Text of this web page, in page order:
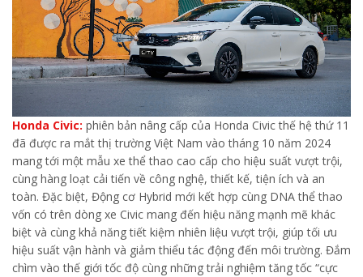
Honda Civic: phiên bản nâng cấp của Honda Civic thế hệ thứ 11
đã được ra mắt thị trường Việt Nam vào tháng 10 năm 2024
mang tới một mẫu xe thể thao cao cấp cho hiệu suất vượt trội,
cùng hàng loạt cải tiến về công nghệ, thiết kế, tiện ích và an
toàn. Đặc biệt, Động cơ Hybrid mới kết hợp cùng DNA thể thao
vốn có trên dòng xe Civic mang đến hiệu năng mạnh mẽ khác
biệt và cùng khả năng tiết kiệm nhiên liệu vượt trội, giúp tối ưu
hiệu suất vận hành và giảm thiểu tác động đến môi trường. Đắm
chìm vào thế giới tốc độ cùng những trải nghiệm tăng tốc “cực